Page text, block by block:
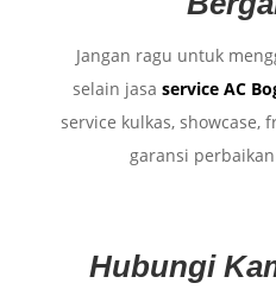
Jangan ragu untuk
selain jasaservice AC
service kulkas, showcase,
garansi
Hubungi